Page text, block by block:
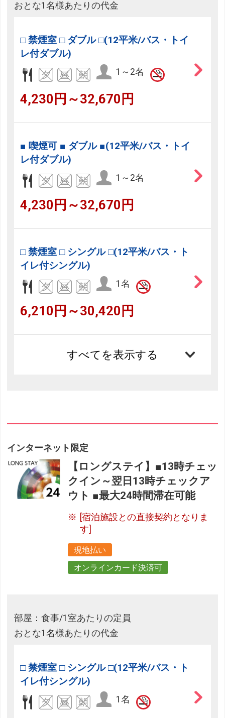
おとな1名様あたりの代金
□ 禁煙室 □ ダブル □(12平米/バス・トイ
レ付ダブル)
1～2名
4,230円～32,670円
■ 喫煙可 ■ ダブル ■(12平米/バス・トイ
レ付ダブル)
1～2名
4,230円～32,670円
□ 禁煙室 □ シングル □(12平米/バス・ト
イレ付シングル)
1名
6,210円～30,420円
すべてを表示する
インターネット限定
【ロングステイ】■13時チェッ
クイン～翌日13時チェックア
ウト ■最大24時間滞在可能
[宿泊施設との直接契約となりま
す]
現地払い
オンラインカード決済可
部屋：食事/1室あたりの定員
おとな1名様あたりの代金
□ 禁煙室 □ シングル □(12平米/バス・ト
イレ付シングル)
1名